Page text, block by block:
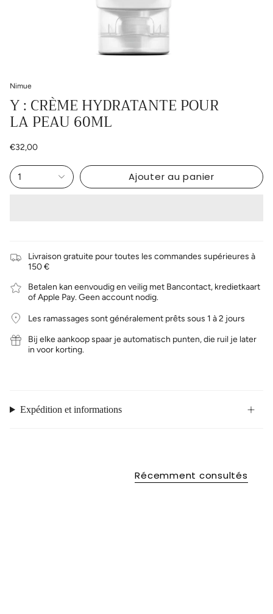
Nimue
Y : CRÈME HYDRATANTE POUR
LA PEAU 60ML
€32,00
1 Ajouter au panier
Livraison gratuite pour toutes les commandes supérieures à
150 €
Betalen kan eenvoudig en veilig met Bancontact, kredietkaart
of Apple Pay. Geen account nodig.
Les ramassages sont généralement prêts sous 1 à 2 jours
Bij elke aankoop spaar je automatisch punten, die ruil je later
in voor korting.
Expédition et informations
Récemment consultés